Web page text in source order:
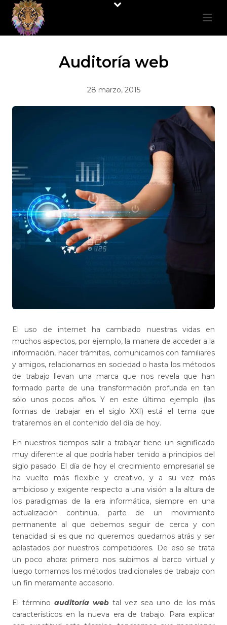
Auditoría web
28 marzo, 2015
El uso de internet ha cambiado nuestras vidas en
muchos aspectos, por ejemplo, la manera de acceder a la
información, hacer trámites, comunicarnos con familiares
y amigos, relacionarnos en sociedad o hasta los métodos
de trabajo llevan una marca que nos revela que han
formado parte de una transformación profunda en tan
sólo unos pocos años. Y en este último ejemplo (las
formas de trabajar en el siglo XXI) está el tema que
trataremos en el contenido del día de hoy.
En nuestros tiempos salir a trabajar tiene un significado
muy diferente al que podría haber tenido a principios del
siglo pasado. El día de hoy el crecimiento empresarial se
ha vuelto más flexible y creativo, y a su vez más
ambicioso y exigente respecto a una visión a la altura de
los paradigmas de la era informática, siempre en una
actualización continua, parte de un movimiento
permanente al que debemos seguir de cerca y con
tenacidad si es que no queremos quedarnos atrás y ser
aplastados por nuestros competidores. De eso se trata
un poco ahora: primero nos subimos al barco virtual y
luego tomamos los métodos tradicionales de trabajo con
un fin meramente accesorio.
El término auditoría web tal vez sea uno de los más
característicos en la nueva era de trabajo. Para explicar